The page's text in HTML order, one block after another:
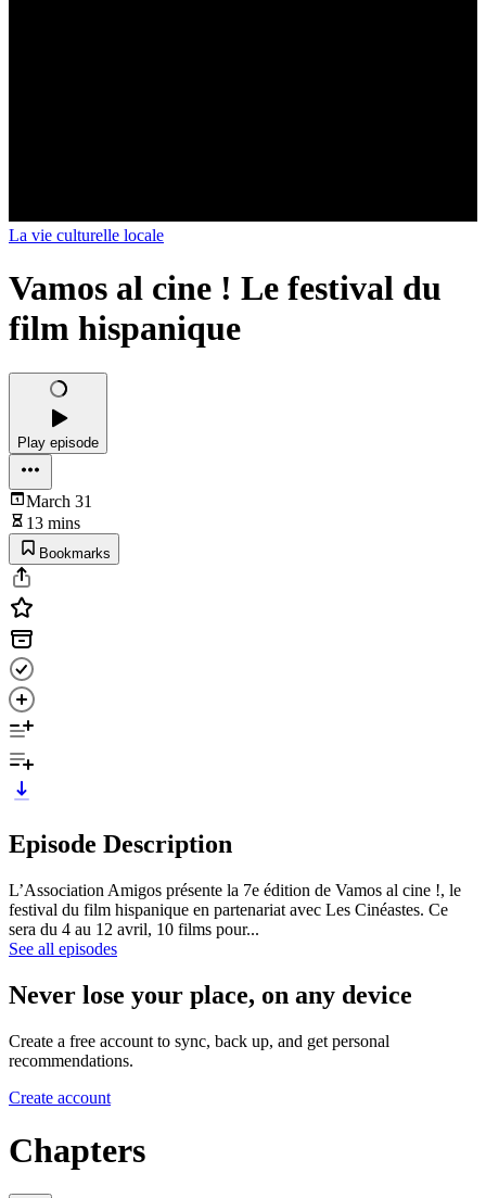
La vie culturelle locale
Vamos al cine ! Le festival du
film hispanique
Play episode
March 31
13 mins
Bookmarks
Episode Description
L’Association Amigos présente la 7e édition de Vamos al cine !, le
festival du film hispanique en partenariat avec Les Cinéastes. Ce
sera du 4 au 12 avril, 10 films pour...
See all episodes
Never lose your place, on any device
Create a free account to sync, back up, and get personal
recommendations.
Create account
Chapters